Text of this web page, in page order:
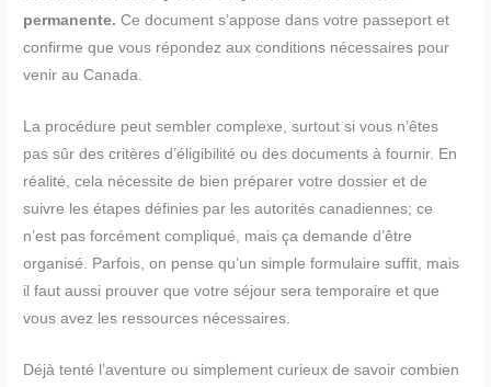
permanente. Ce document s’appose dans votre passeport et
confirme que vous répondez aux conditions nécessaires pour
venir au Canada.
La procédure peut sembler complexe, surtout si vous n’êtes
pas sûr des critères d’éligibilité ou des documents à fournir. En
réalité, cela nécessite de bien préparer votre dossier et de
suivre les étapes définies par les autorités canadiennes; ce
n’est pas forcément compliqué, mais ça demande d’être
organisé. Parfois, on pense qu’un simple formulaire suffit, mais
il faut aussi prouver que votre séjour sera temporaire et que
vous avez les ressources nécessaires.
Déjà tenté l’aventure ou simplement curieux de savoir combien